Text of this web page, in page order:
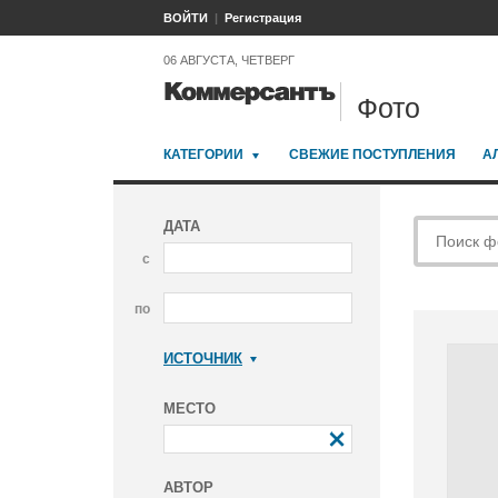
ВОЙТИ Регистрация
06 АВГУСТА, ЧЕТВЕРГ
Фото
КАТЕГОРИИ СВЕЖИЕ ПОСТУПЛЕНИЯ
ДАТА
с
по
ИСТОЧНИК
МЕСТО
АВТОР